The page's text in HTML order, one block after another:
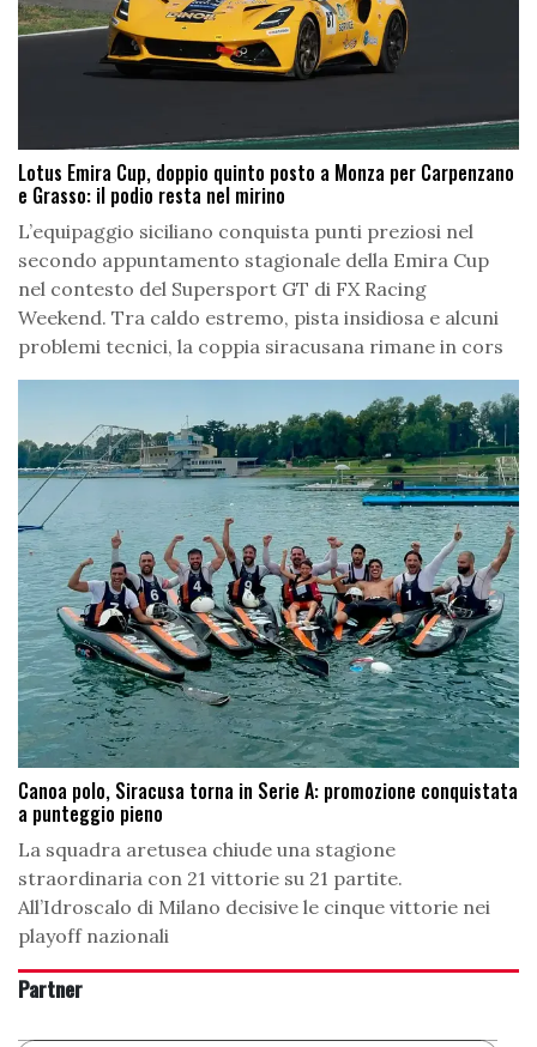
Lotus Emira Cup, doppio quinto posto a Monza per Carpenzano
e Grasso: il podio resta nel mirino
L’equipaggio siciliano conquista punti preziosi nel
secondo appuntamento stagionale della Emira Cup
nel contesto del Supersport GT di FX Racing
Weekend. Tra caldo estremo, pista insidiosa e alcuni
problemi tecnici, la coppia siracusana rimane in cors
Canoa polo, Siracusa torna in Serie A: promozione conquistata
a punteggio pieno
La squadra aretusea chiude una stagione
straordinaria con 21 vittorie su 21 partite.
All’Idroscalo di Milano decisive le cinque vittorie nei
playoff nazionali
Partner